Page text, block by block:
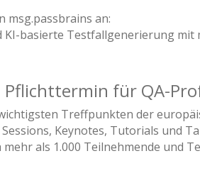
msg.passbrains an:
basierte Testfallgenerierung mit
Pflichttermin für QA-
Treffpunkten der
Keynotes, Tutorials und
als 1.000 Teilnehmende und